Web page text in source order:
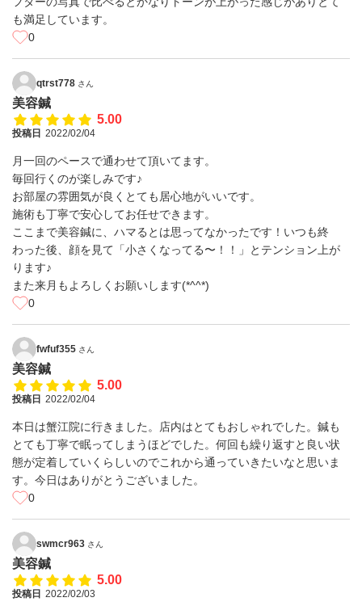
も満足しています。
0
qtrst778 さん
美容鍼
5.00
投稿日 2022/02/04
月一回のペースで通わせて頂いてます。
毎回行くのが楽しみです♪
お部屋の雰囲気が良くとても居心地がいいです。
施術も丁寧で安心してお任せできます。
ここまで美容鍼に、ハマるとは思ってなかったです！いつも終
わった後、顔を見て「小さくなってる〜！！」とテンション上が
ります♪
また来月もよろしくお願いします(*^^*)
0
fwfuf355 さん
美容鍼
5.00
投稿日 2022/02/04
本日は蟹江院に行きました。店内はとてもおしゃれでした。鍼も
とても丁寧で眠ってしまうほどでした。何回も繰り返すと良い状
態が定着していくらしいのでこれから通っていきたいなと思いま
す。今日はありがとうございました。
0
swmcr963 さん
美容鍼
5.00
投稿日 2022/02/03